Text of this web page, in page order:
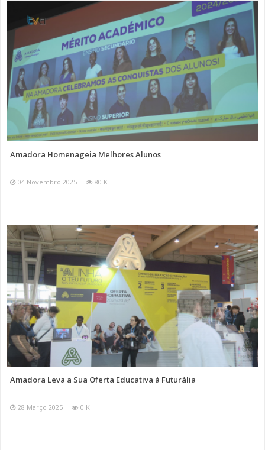
Amadora Homenageia Melhores Alunos
04 Novembro 2025 80 K
Amadora Leva a Sua Oferta Educativa à Futurália
28 Março 2025 0 K